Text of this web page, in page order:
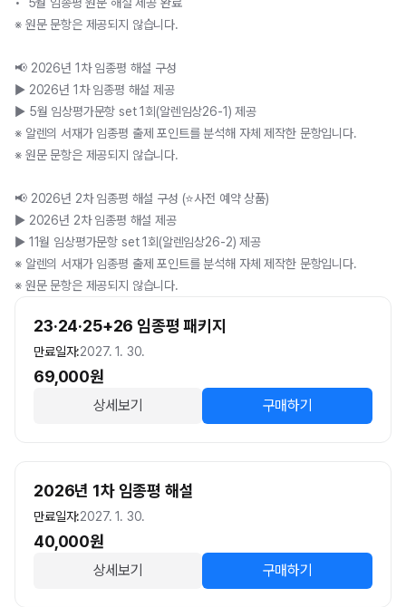
※ 원문 문항은 제공되지 않습니다.
📢 2026년 1차 임종평 해설 구성
▶ 2026년 1차 임종평 해설 제공
▶ 5월 임상평가문항 set 1회(알렌임상26-1) 제공
※ 알렌의 서재가 임종평 출제 포인트를 분석해 자체 제작한 문항입니다.
※ 원문 문항은 제공되지 않습니다.
📢 2026년 2차 임종평 해설 구성 (⭐사전 예약 상품)
▶ 2026년 2차 임종평 해설 제공
▶ 11월 임상평가문항 set 1회(알렌임상26-2) 제공
※ 알렌의 서재가 임종평 출제 포인트를 분석해 자체 제작한 문항입니다.
※ 원문 문항은 제공되지 않습니다.
23·24·25+26 임종평 패키지
만료일자:2027. 1. 30.
69,000원
상세보기 구매하기
2026년 1차 임종평 해설
만료일자:2027. 1. 30.
40,000원
상세보기 구매하기